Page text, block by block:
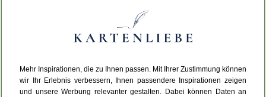
Mehr Inspirationen, die zu Ihnen passen. Mit Ihrer Zustimmung können
wir Ihr Erlebnis verbessern, Ihnen passendere Inspirationen zeigen
und unsere Werbung relevanter gestalten. Dabei können Daten an
Da ist etwas schiefgelaufen.